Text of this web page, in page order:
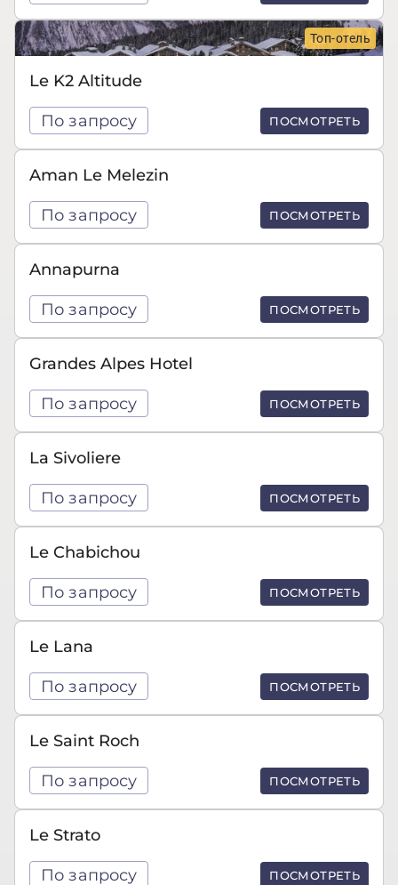
Топ-отель
Le K2 Altitude
По запросу ПОСМОТРЕТЬ
Aman Le Melezin
По запросу ПОСМОТРЕТЬ
Annapurna
По запросу ПОСМОТРЕТЬ
Grandes Alpes Hotel
По запросу ПОСМОТРЕТЬ
La Sivoliere
По запросу ПОСМОТРЕТЬ
Le Chabichou
По запросу ПОСМОТРЕТЬ
Le Lana
По запросу ПОСМОТРЕТЬ
Le Saint Roch
По запросу ПОСМОТРЕТЬ
Le Strato
По запросу ПОСМОТРЕТЬ